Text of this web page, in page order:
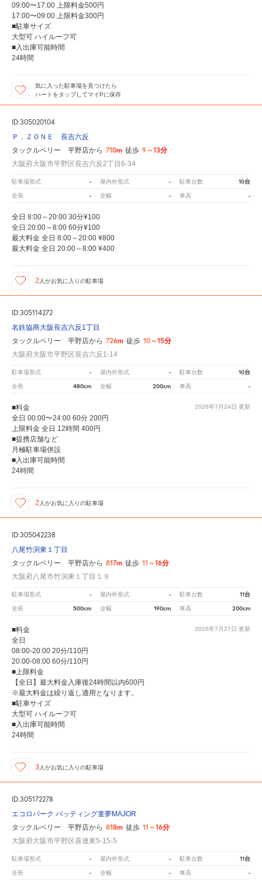
09:00〜17:00 上限料金500円
17:00〜09:00 上限料金300円
■駐車サイズ
大型可 ハイルーフ可
■入出庫可能時間
24時間
気に入った駐車場を見つけたら
ハートをタップしてマイPに保存
ID:305020104
Ｐ．ＺＯＮＥ 長吉六反
タックルベリー 平野店から 710m 徒歩 9～13分
大阪府大阪市平野区長吉六反2丁目6-34
駐車場形式 - 屋内外形式 - 駐車台数 10台
全長 - 全幅 - 車高 -
全日 8:00～20:00 30分¥100
全日 20:00～8:00 60分¥100
最大料金 全日 8:00～20:00 ¥800
最大料金 全日 20:00～8:00 ¥400
2 人がお気に入りの駐車場
ID:305114272
名鉄協商大阪長吉六反1丁目
タックルベリー 平野店から 726m 徒歩 10～15分
大阪府大阪市平野区長吉六反1-14
駐車場形式 - 屋内外形式 - 駐車台数 10台
全長 480cm 全幅 200cm 車高 -
2026年7月24日 更新
■料金
全日 00:00〜24:00 60分 200円
上限料金 全日 12時間 400円
■提携店舗など
月極駐車場併設
■入出庫可能時間
24時間
2 人がお気に入りの駐車場
ID:305042238
八尾竹渕東１丁目
タックルベリー 平野店から 817m 徒歩 11～16分
大阪府八尾市竹渕東１丁目１９
駐車場形式 - 屋内外形式 - 駐車台数 11台
全長 500cm 全幅 190cm 車高 200cm
2026年7月27日 更新
■料金
全日
08:00-20:00 20分/110円
20:00-08:00 60分/110円
■上限料金
【全日】最大料金入庫後24時間以内600円
※最大料金は繰り返し適用となります。
■駐車サイズ
大型可 ハイルーフ可
■入出庫可能時間
24時間
3人がお気に入りの駐車場
ID:305172278
エコロパーク バッティング童夢MAJOR
タックルベリー 平野店から 818m 徒歩 11～16分
大阪府大阪市平野区喜連東5-15-5
駐車場形式 - 屋内外形式 - 駐車台数 11台
全長 - 全幅 - 車高 -